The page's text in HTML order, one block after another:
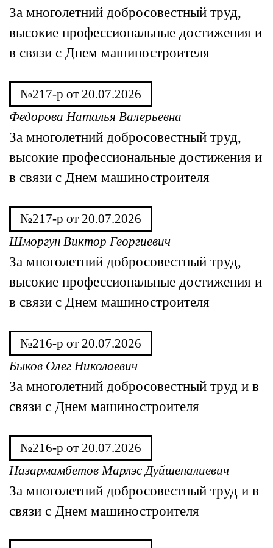
За многолетний добросовестный труд,
высокие профессиональные достижения и
в связи с Днем машиностроителя
№217-р от 20.07.2026
Федорова Наталья Валерьевна
За многолетний добросовестный труд,
высокие профессиональные достижения и
в связи с Днем машиностроителя
№217-р от 20.07.2026
Шморгун Виктор Георгиевич
За многолетний добросовестный труд,
высокие профессиональные достижения и
в связи с Днем машиностроителя
№216-р от 20.07.2026
Быков Олег Николаевич
За многолетний добросовестный труд и в
связи с Днем машиностроителя
№216-р от 20.07.2026
Назармамбетов Марлэс Дуйшеналиевич
За многолетний добросовестный труд и в
связи с Днем машиностроителя